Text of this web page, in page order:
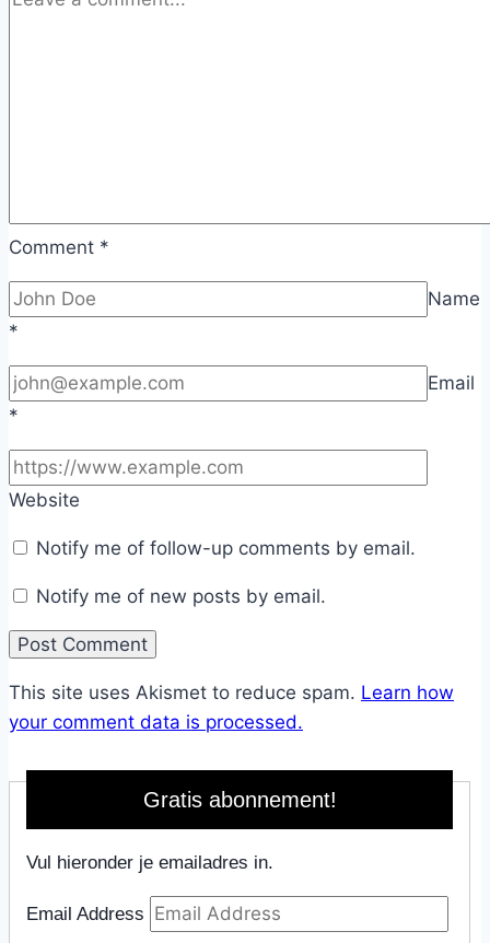
Comment *
Name
*
Email
*
Website
Notify me of follow-up comments by email.
Notify me of new posts by email.
This site uses Akismet to reduce spam. Learn how
your comment data is processed.
Gratis abonnement!
Vul hieronder je emailadres in.
Email Address